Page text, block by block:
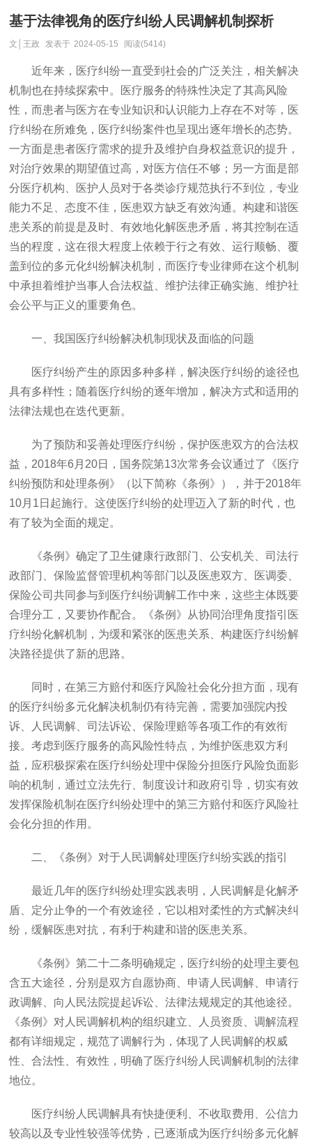
基于法律视角的医疗纠纷人民调解机制探析
文│王政 发表于 2024-05-15 阅读(5414)
近年来，医疗纠纷一直受到社会的广泛关注，相关解决
机制也在持续探索中。医疗服务的特殊性决定了其高风险
性，而患者与医方在专业知识和认识能力上存在不对等，医
疗纠纷在所难免，医疗纠纷案件也呈现出逐年增长的态势。
一方面是患者医疗需求的提升及维护自身权益意识的提升，
对治疗效果的期望值过高，对医方信任不够；另一方面是部
分医疗机构、医护人员对于各类诊疗规范执行不到位，专业
能力不足、态度不佳，医患双方缺乏有效沟通。构建和谐医
患关系的前提是及时、有效地化解医患矛盾，将其控制在适
当的程度，这在很大程度上依赖于行之有效、运行顺畅、覆
盖到位的多元化纠纷解决机制，而医疗专业律师在这个机制
中承担着维护当事人合法权益、维护法律正确实施、维护社
会公平与正义的重要角色。
一、我国医疗纠纷解决机制现状及面临的问题
医疗纠纷产生的原因多种多样，解决医疗纠纷的途径也
具有多样性；随着医疗纠纷的逐年增加，解决方式和适用的
法律法规也在迭代更新。
为了预防和妥善处理医疗纠纷，保护医患双方的合法权
益， 2018年6月20日，国务院第13次常务会议通过了《医疗
纠纷预防和处理条例》（以下简称《条例》），并于2018年
10月1日起施行。这使医疗纠纷的处理迈入了新的时代，也
有了较为全面的规定。
《条例》确定了卫生健康行政部门、公安机关、司法行
政部门、保险监督管理机构等部门以及医患双方、医调委、
保险公司共同参与到医疗纠纷调解工作中来，这些主体既要
合理分工，又要协作配合。《条例》从协同治理角度指引医
疗纠纷化解机制，为缓和紧张的医患关系、构建医疗纠纷解
决路径提供了新的思路。
同时，在第三方赔付和医疗风险社会化分担方面，现有
的医疗纠纷多元化解决机制仍有待完善，需要加强院内投
诉、人民调解、司法诉讼、保险理赔等各项工作的有效衔
接。考虑到医疗服务的高风险性特点，为维护医患双方利
益，应积极探索在医疗纠纷处理中保险分担医疗风险负面影
响的机制，通过立法先行、制度设计和政府引导，切实有效
发挥保险机制在医疗纠纷处理中的第三方赔付和医疗风险社
会化分担的作用。
二、《条例》对于人民调解处理医疗纠纷实践的指引
最近几年的医疗纠纷处理实践表明，人民调解是化解矛
盾、定分止争的一个有效途径，它以相对柔性的方式解决纠
纷，缓解医患对抗，有利于构建和谐的医患关系。
《条例》第二十二条明确规定，医疗纠纷的处理主要包
含五大途径，分别是双方自愿协商、申请人民调解、申请行
政调解、向人民法院提起诉讼、法律法规规定的其他途径。
《条例》对人民调解机构的组织建立、人员资质、调解流程
都有详细规定，规范了调解行为，体现了人民调解的权威
性、合法性、有效性，明确了医疗纠纷人民调解机制的法律
地位。
医疗纠纷人民调解具有快捷便利、不收取费用、公信力
较高以及专业性较强等优势，已逐渐成为医疗纠纷多元化解